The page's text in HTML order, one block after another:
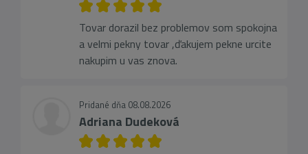
Tovar dorazil bez problemov som spokojna
a velmi pekny tovar ,ďakujem pekne urcite
nakupim u vas znova.
Pridané dňa 08.08.2026
Adriana Dudeková